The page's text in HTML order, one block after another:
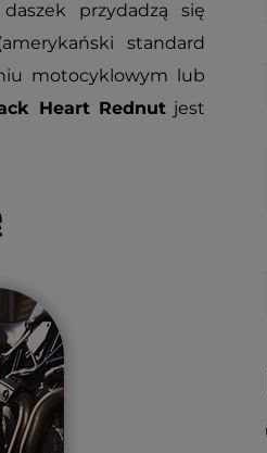
przydadzą się
standard
motocyklowym lub
Heart Rednutjest